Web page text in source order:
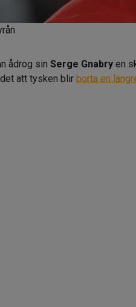
ådrog sin Serge Gnabry en
att tysken blir borta en